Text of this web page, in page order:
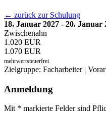
← zurück zur Schulung
18. Januar 2027 - 20. Januar
Zwischenahn
1.020 EUR
1.070 EUR
mehrwertsteuerfrei
Zielgruppe: Facharbeiter |
Anmeldung
Mit * markierte Felder sind